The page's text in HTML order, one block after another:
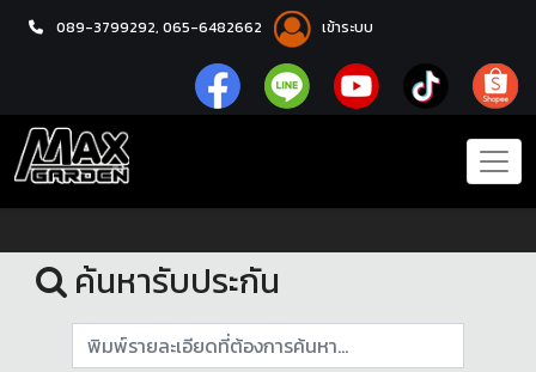
089-3799292, 065-6482662 เข้าระบบ
หน้าแรก รับประกัน
ค้นหารับประกัน